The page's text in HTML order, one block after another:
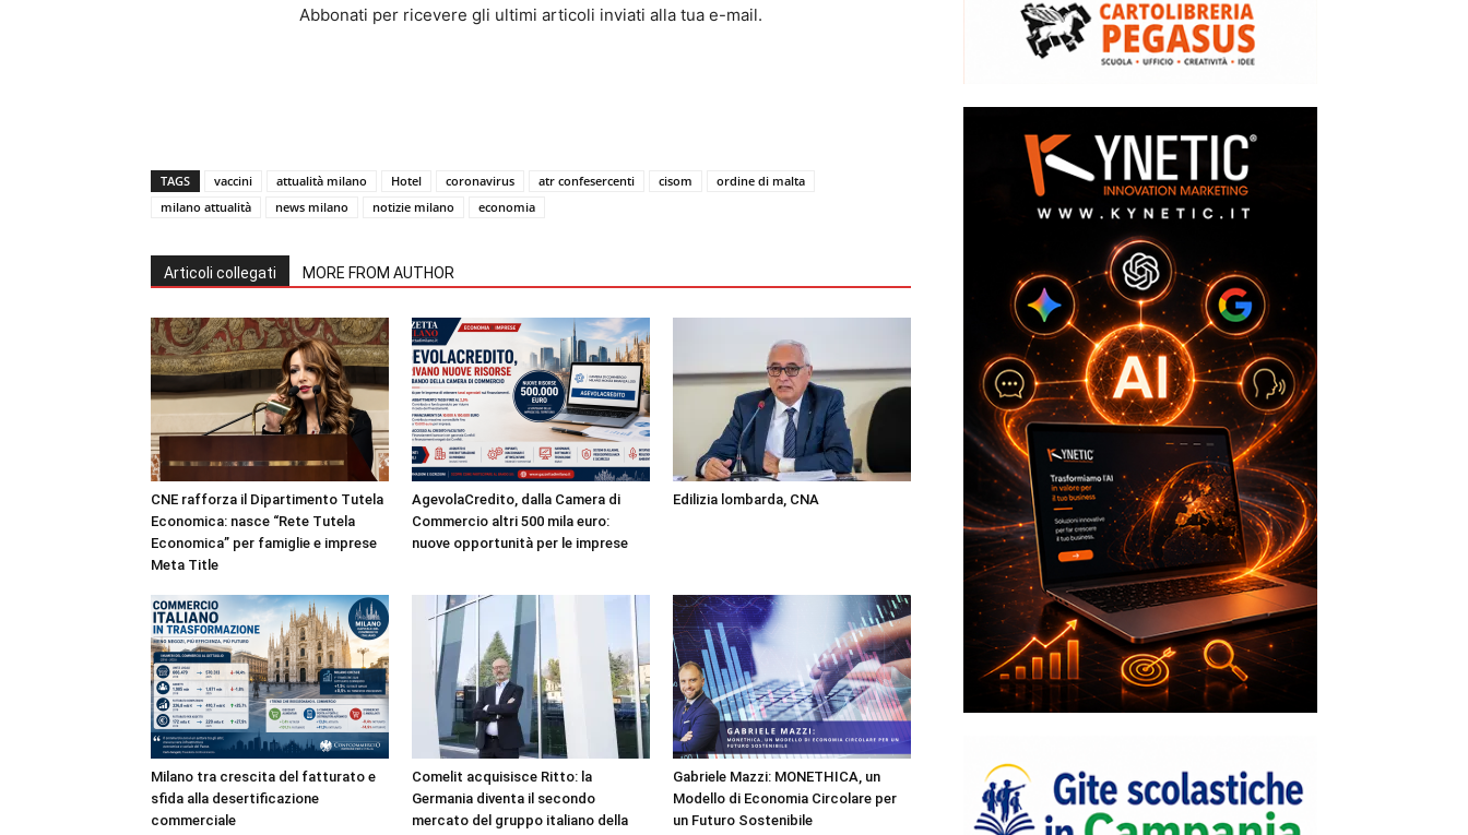
Abbonati per ricevere gli ultimi articoli inviati alla tua e-mail.
TAGS vaccini attualità milano Hotel coronavirus atr confesercenti cisom
ordine di malta
milano attualità
news milano notizie milano economia
Articoli collegati MORE FROM AUTHOR
CNE rafforza il Dipartimento Tutela
Economica: nasce “Rete Tutela
Economica” per famiglie e imprese
Meta Title
AgevolaCredito, dalla Camera di
Commercio altri 500 mila euro:
nuove opportunità per le imprese
Edilizia lombarda, CNA
Milano tra crescita del fatturato e
sfida alla desertificazione
commerciale
Comelit acquisisce Ritto: la
Germania diventa il secondo
mercato del gruppo italiano della
Gabriele Mazzi: MONETHICA, un
Modello di Economia Circolare per
un Futuro Sostenibile